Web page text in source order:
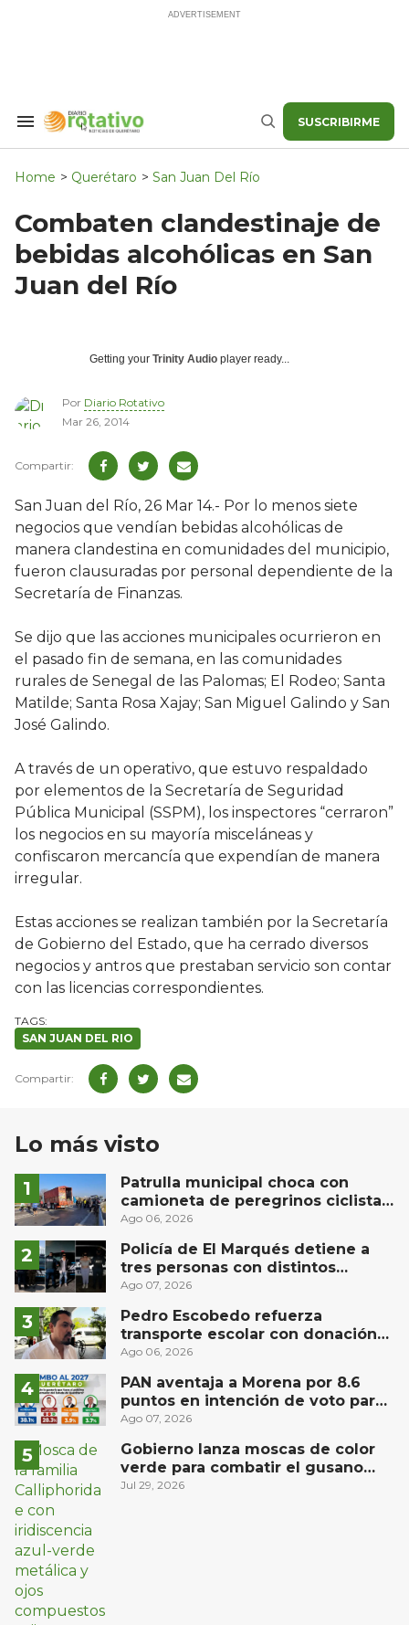
Search
Navigation
Buscar SUSCRIBIRME
Home > Querétaro > San Juan Del Río
Combaten clandestinaje de
bebidas alcohólicas en San
Juan del Río
Getting your Trinity Audio player ready...
Por Diario Rotativo
Mar 26, 2014
San Juan del Río, 26 Mar 14.- Por lo menos siete
negocios que vendían bebidas alcohólicas de
manera clandestina en comunidades del municipio,
fueron clausuradas por personal dependiente de la
Secretaría de Finanzas.
Se dijo que las acciones municipales ocurrieron en
el pasado fin de semana, en las comunidades
rurales de Senegal de las Palomas; El Rodeo; Santa
Matilde; Santa Rosa Xajay; San Miguel Galindo y San
José Galindo.
A través de un operativo, que estuvo respaldado
por elementos de la Secretaría de Seguridad
Pública Municipal (SSPM), los inspectores “cerraron”
los negocios en su mayoría misceláneas y
confiscaron mercancía que expendían de manera
irregular.
Estas acciones se realizan también por la Secretaría
de Gobierno del Estado, que ha cerrado diversos
negocios y antros que prestaban servicio son contar
con las licencias correspondientes.
SAN JUAN DEL RIO
Lo más visto
Patrulla municipal choca con
camioneta de peregrinos ciclistas
en la autopista México-Querétaro
Ago 06, 2026
Policía de El Marqués detiene a
tres personas con distintos
narcóticos
Ago 07, 2026
Pedro Escobedo refuerza
transporte escolar con donación
de camión de Flecha Amarilla para
Ago 06, 2026
PAN aventaja a Morena por 8.6
puntos en intención de voto para
gubernatura de Querétaro, según
Ago 07, 2026
Gobierno lanza moscas de color
verde para combatir el gusano
barrenador: no las mates
Jul 29, 2026